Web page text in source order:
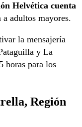
Helvética cuenta
a adultos mayores.
la mensajería
y La
horas para los
Región